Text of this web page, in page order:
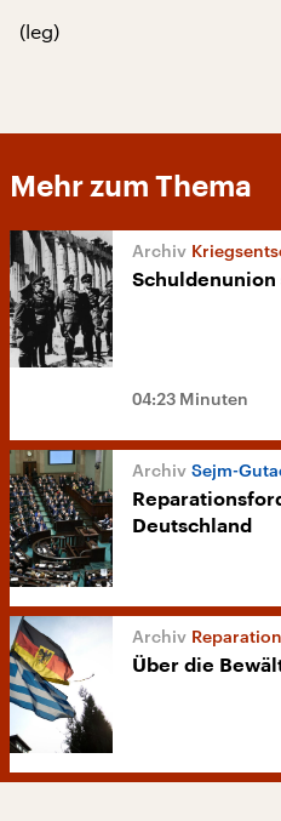
(leg)
Mehr zum Thema
Schuldenunion
04:23 Minuten
Sejm-
Deutschland
Über die